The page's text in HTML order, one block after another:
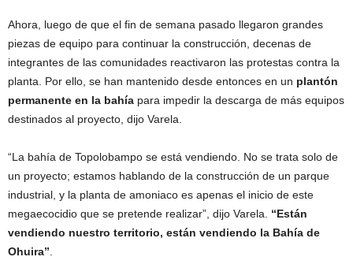
Ahora, luego de que el fin de semana pasado llegaron grandes
piezas de equipo para continuar la construcción, decenas de
integrantes de las comunidades reactivaron las protestas contra la
planta. Por ello, se han mantenido desde entonces en un plantón
permanente en la bahía para impedir la descarga de más equipos
destinados al proyecto, dijo Varela.
“La bahía de Topolobampo se está vendiendo. No se trata solo de
un proyecto; estamos hablando de la construcción de un parque
industrial, y la planta de amoniaco es apenas el inicio de este
megaecocidio que se pretende realizar”, dijo Varela. “Están
vendiendo nuestro territorio, están vendiendo la Bahía de
Ohuira”